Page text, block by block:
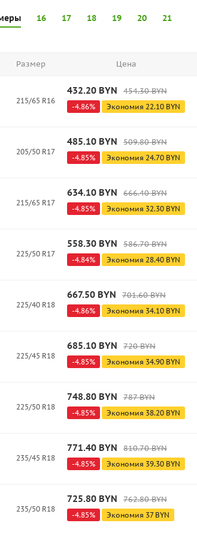
16 17 18 19 20 21
Размер Цена
215/65 R16
432.20 BYN 454.30BYN
-4.86% Экономия 22.10 BYN
205/50 R17
485.10 BYN 509.80BYN
-4.85% Экономия 24.70 BYN
215/65 R17
634.10 BYN 666.40BYN
-4.85% Экономия 32.30 BYN
225/50 R17
558.30 BYN 586.70BYN
-4.84% Экономия 28.40 BYN
225/40 R18
667.50 BYN 701.60BYN
-4.86% Экономия 34.10 BYN
225/45 R18
685.10 BYN 720BYN
-4.85% Экономия 34.90 BYN
225/50 R18
748.80 BYN 787BYN
-4.85% Экономия 38.20 BYN
235/45 R18
771.40 BYN 810.70BYN
-4.85% Экономия 39.30 BYN
235/50 R18
725.80 BYN 762.80BYN
-4.85% Экономия 37BYN